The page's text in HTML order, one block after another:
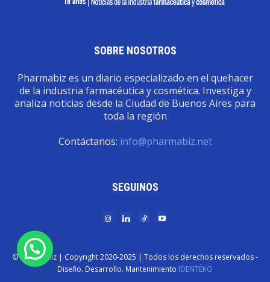
SOBRE NOSOTROS
Pharmabiz es un diario especializado en el quehacer
de la industria farmacéutica y cosmética. Investiga y
analiza noticias desde la Ciudad de Buenos Aires para
toda la región
Contáctanos: info@pharmabiz.net
SEGUINOS
© Pharmabiz | Copyrıght 2020-2025 | Todos los derechos reservados -
Diseño. Desarrollo. Mantenimiento IDENTËKO